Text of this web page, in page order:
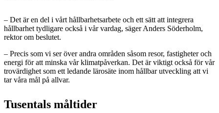
– Det är en del i vårt hållbarhetsarbete och ett sätt att integrera
hållbarhet tydligare också i vår vardag, säger Anders Söderholm,
rektor om beslutet.
– Precis som vi ser över andra områden såsom resor, fastigheter och
energi för att minska vår klimatpåverkan. Det är viktigt också för vår
trovärdighet som ett ledande lärosäte inom hållbar utveckling att vi
tar våra mål på allvar.
Tusentals måltider